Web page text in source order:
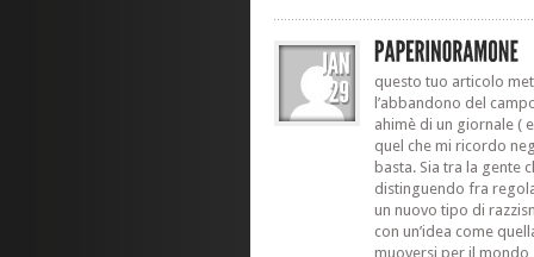
questo tuo articolo
l’abbandono del
ahimè di un giornale (
quel che mi ricordo
basta. Sia tra la gente
distinguendo fra
un nuovo tipo di
con un’idea come
muoversi per il